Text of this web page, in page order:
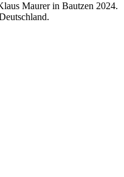
Maurer in Bautzen 2024.